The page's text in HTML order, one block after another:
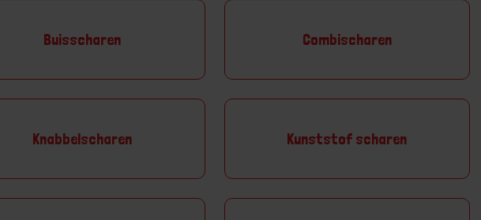
Buisscharen Combischaren
Knabbelscharen Kunststof scharen